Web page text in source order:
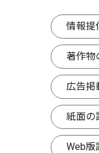
情報提
著作物
広告掲
紙面の
Web版